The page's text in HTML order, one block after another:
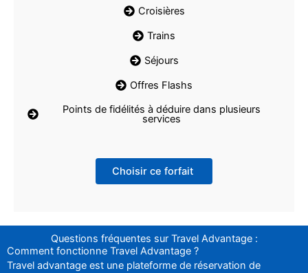
Croisières
Trains
Séjours
Offres Flashs
Points de fidélités à déduire dans plusieurs
services
Choisir ce forfait
Questions fréquentes sur Travel Advantage :
Comment fonctionne Travel Advantage ?
Travel advantage est une plateforme de réservation de